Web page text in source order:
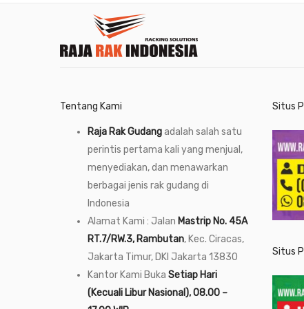
Tentang Kami
Raja Rak Gudangadalah salah satu
perintis pertama kali yang menjual,
menyediakan, dan menawarkan
berbagai jenis rak gudang di
Indonesia
Alamat Kami : Jalan Mastrip No. 45A
RT.7/RW.3, Rambutan, Kec. Ciracas,
Jakarta Timur, DKI Jakarta 13830
Kantor Kami Buka Setiap Hari
(Kecuali Libur Nasional), 08.00 –
Situs
Situs